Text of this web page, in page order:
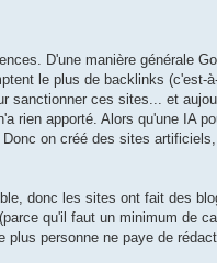
D'une manière générale
le plus de backlinks (c'est-
sanctionner ces sites... et
rien apporté. Alors qu'une IA
on créé des sites
donc les sites ont fait des
qu'il faut un minimum de
personne ne paye de